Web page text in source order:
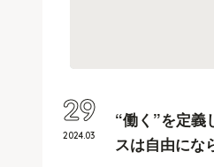
“働く”を定義
スは自由にな
2024.03
29